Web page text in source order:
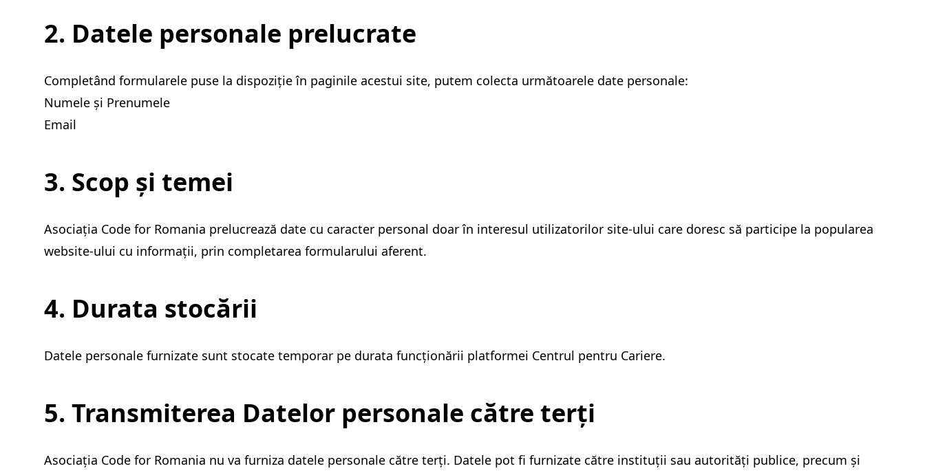
2. Datele personale prelucrate
Completând formularele puse la dispoziție în paginile acestui site, putem colecta următoarele date personale:
Numele și Prenumele
Email
3. Scop și temei
Asociația Code for Romania prelucrează date cu caracter personal doar în interesul utilizatorilor site-ului care doresc să participe la popularea
website-ului cu informații, prin completarea formularului aferent.
4. Durata stocării
Datele personale furnizate sunt stocate temporar pe durata funcționării platformei Centrul pentru Cariere.
5. Transmiterea Datelor personale către terți
Asociația Code for Romania nu va furniza datele personale către terți. Datele pot fi furnizate către instituții sau autorități publice, precum și